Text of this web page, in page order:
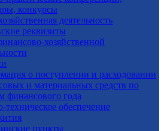
конкурсы
деятельность
реквизиты
хозяйственной
о поступлении и расходовании
и материальных средств по
финансового года
техническое обеспечение
пункты